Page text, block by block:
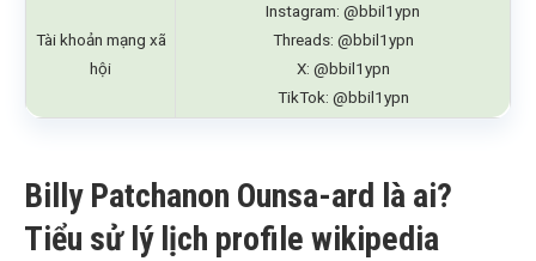
Tài khoản mạng xã
hội
Instagram: @bbil1ypn
Threads: @bbil1ypn
X: @bbil1ypn
TikTok: @bbil1ypn
Billy Patchanon Ounsa-ard là ai?
Tiểu sử lý lịch profile wikipedia